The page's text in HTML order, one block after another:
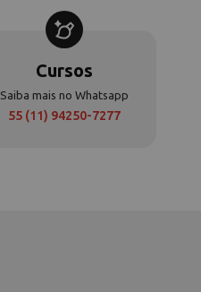
Cursos
Saiba mais no Whatsapp
55 (11) 94250-7277